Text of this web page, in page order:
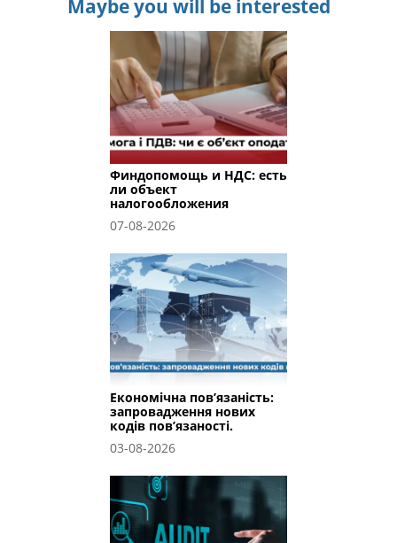
Maybe you will be interested
Финдопомощь и НДС: есть
ли объект
налогообложения
07-08-2026
Економічна пов’язаність:
запровадження нових
кодів пов’язаності.
03-08-2026